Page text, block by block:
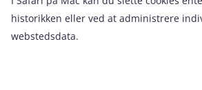
historikken eller ved at administrere
webstedsdata.